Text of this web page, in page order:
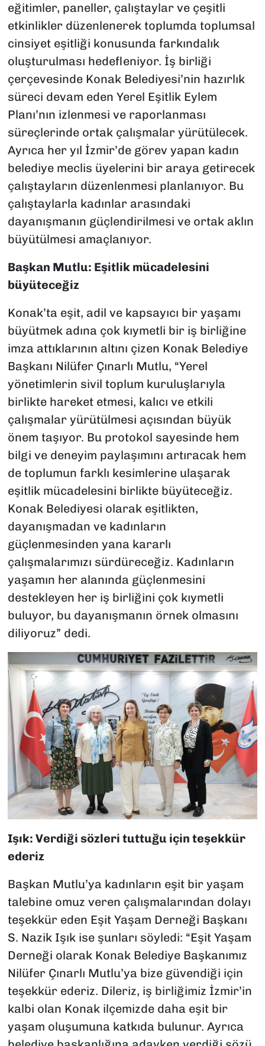
eğitimler, paneller, çalıştaylar ve çeşitli
etkinlikler düzenlenerek toplumda toplumsal
cinsiyet eşitliği konusunda farkındalık
oluşturulması hedefleniyor. İş birliği
çerçevesinde Konak Belediyesi’nin hazırlık
süreci devam eden Yerel Eşitlik Eylem
Planı’nın izlenmesi ve raporlanması
süreçlerinde ortak çalışmalar yürütülecek.
Ayrıca her yıl İzmir’de görev yapan kadın
belediye meclis üyelerini bir araya getirecek
çalıştayların düzenlenmesi planlanıyor. Bu
çalıştaylarla kadınlar arasındaki
dayanışmanın güçlendirilmesi ve ortak aklın
büyütülmesi amaçlanıyor.
Başkan Mutlu: Eşitlik mücadelesini
büyüteceğiz
Konak’ta eşit, adil ve kapsayıcı bir yaşamı
büyütmek adına çok kıymetli bir iş birliğine
imza attıklarının altını çizen Konak Belediye
Başkanı Nilüfer Çınarlı Mutlu, “Yerel
yönetimlerin sivil toplum kuruluşlarıyla
birlikte hareket etmesi, kalıcı ve etkili
çalışmalar yürütülmesi açısından büyük
önem taşıyor. Bu protokol sayesinde hem
bilgi ve deneyim paylaşımını artıracak hem
de toplumun farklı kesimlerine ulaşarak
eşitlik mücadelesini birlikte büyüteceğiz.
Konak Belediyesi olarak eşitlikten,
dayanışmadan ve kadınların
güçlenmesinden yana kararlı
çalışmalarımızı sürdüreceğiz. Kadınların
yaşamın her alanında güçlenmesini
destekleyen her iş birliğini çok kıymetli
buluyor, bu dayanışmanın örnek olmasını
diliyoruz” dedi.
Işık: Verdiği sözleri tuttuğu için teşekkür
ederiz
Başkan Mutlu’ya kadınların eşit bir yaşam
talebine omuz veren çalışmalarından dolayı
teşekkür eden Eşit Yaşam Derneği Başkanı
S. Nazik Işık ise şunları söyledi: “Eşit Yaşam
Derneği olarak Konak Belediye Başkanımız
Nilüfer Çınarlı Mutlu’ya bize güvendiği için
teşekkür ederiz. Dileriz, iş birliğimiz İzmir’in
kalbi olan Konak ilçemizde daha eşit bir
yaşam oluşumuna katkıda bulunur. Ayrıca